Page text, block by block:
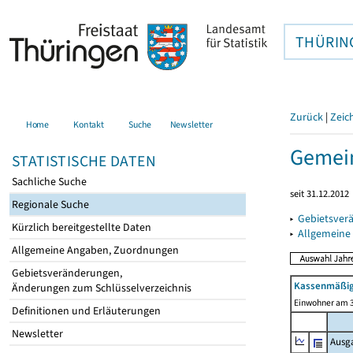
Home Kontakt Suche Newsletter
STATISTISCHE DATEN
Sachliche Suche
Regionale Suche
Kürzlich bereitgestellte Daten
Allgemeine Angaben, Zuordnungen
Gebietsveränderungen,
Änderungen zum Schlüsselverzeichnis
Definitionen und Erläuterungen
Newsletter
Zurück |
seit 31.12.2012
▸
▸
Einwohner am